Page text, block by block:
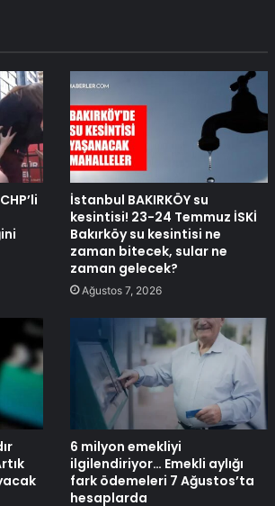
İstanbul BAKIRKÖY su
kesintisi! 23-24 Temmuz İSKİ
Bakırköy su kesintisi ne
zaman bitecek, sular ne
zaman gelecek?
Ağustos 7, 2026
6 milyon emekliyi
ilgilendiriyor… Emekli aylığı
fark ödemeleri 7 Ağustos’ta
hesaplarda